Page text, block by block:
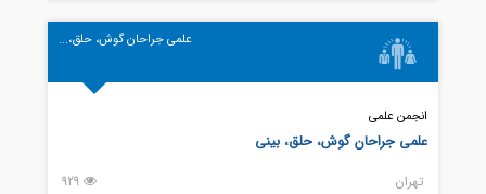
علمی جراحان گوش، حلق،...
انجمن علمی
علمی جراحان گوش، حلق، بینی
تهران 929